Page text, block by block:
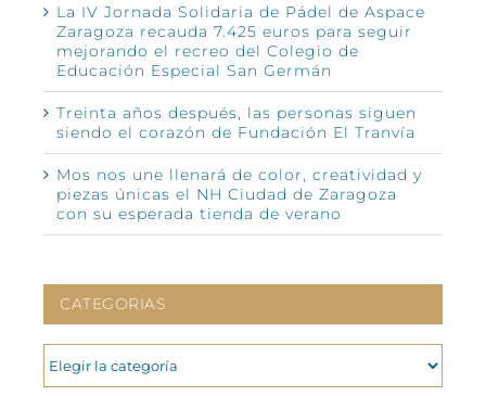
La IV Jornada Solidaria de Pádel de Aspace
Zaragoza recauda 7.425 euros para seguir
mejorando el recreo del Colegio de
Educación Especial San Germán
Treinta años después, las personas siguen
siendo el corazón de Fundación El Tranvía
Mos nos une llenará de color, creatividad y
piezas únicas el NH Ciudad de Zaragoza
con su esperada tienda de verano
CATEGORIAS
CATEGORIAS